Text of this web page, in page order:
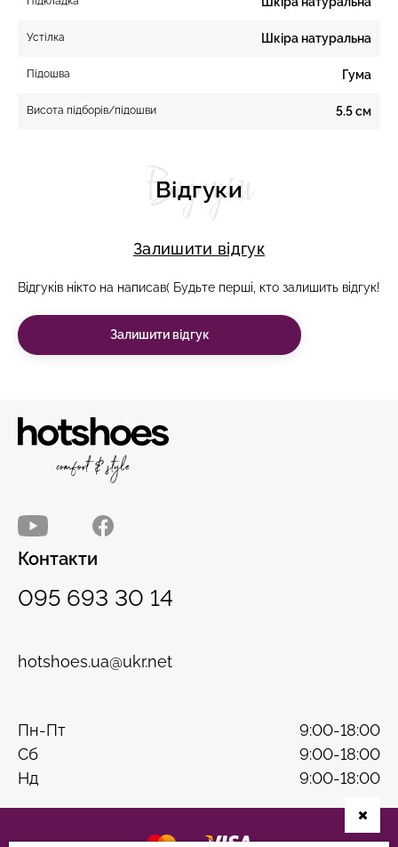
Устілка Шкіра натуральна
Підошва Гума
Висота підборів/підошви 5.5 см
Відгуки
Відгуки
Залишити відгук
Відгуків нікто на написав( Будьте перші, кто залишить відгук!
Залишити відгук
Контакти
095 693 30 14
hotshoes.ua@ukr.net
Пн-Пт
9:00-18:00
Сб
9:00-18:00
Нд
9:00-18:00